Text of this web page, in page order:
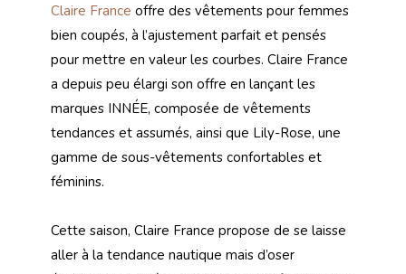
Claire France offre des vêtements pour femmes
bien coupés, à l’ajustement parfait et pensés
pour mettre en valeur les courbes. Claire France
a depuis peu élargi son offre en lançant les
marques INNÉE, composée de vêtements
tendances et assumés, ainsi que Lily-Rose, une
gamme de sous-vêtements confortables et
féminins.
Cette saison, Claire France propose de se laisse
aller à la tendance nautique mais d’oser